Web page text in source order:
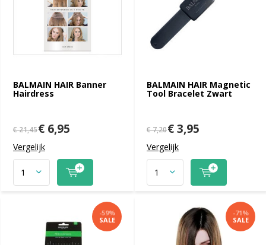
BALMAIN HAIR Banner
Hairdress
€ 21,45€ 6,95
Vergelijk
BALMAIN HAIR Magnetic
Tool Bracelet Zwart
€ 7,20€ 3,95
Vergelijk
-59%
SALE
-71%
SALE